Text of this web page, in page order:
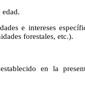
e intereses
forestales, etc.).
en la